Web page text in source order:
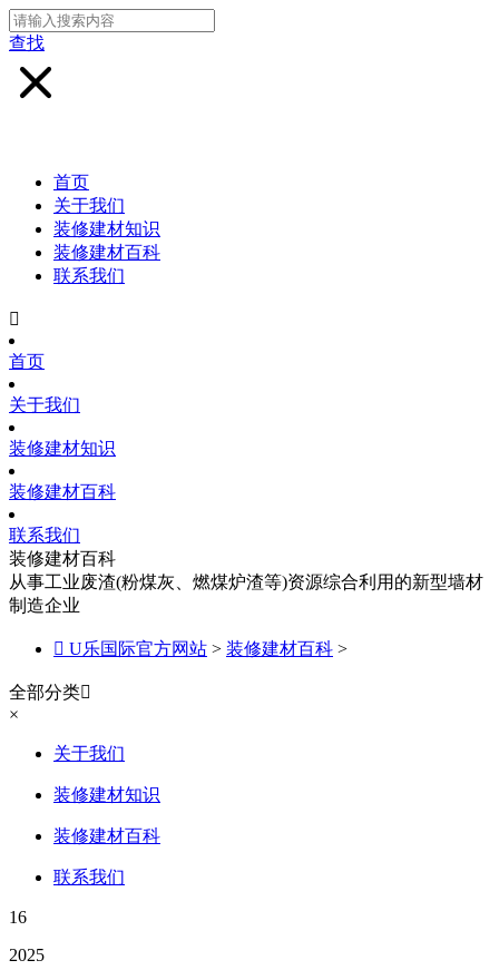
查找
首页
关于我们
装修建材知识
装修建材百科
联系我们

首页
关于我们
装修建材知识
装修建材百科
联系我们
装修建材百科
从事工业废渣(粉煤灰、燃煤炉渣等)资源综合利用的新型墙材
制造企业
 U乐国际官方网站 > 装修建材百科 >
全部分类
×
关于我们
装修建材知识
装修建材百科
联系我们
16
2025